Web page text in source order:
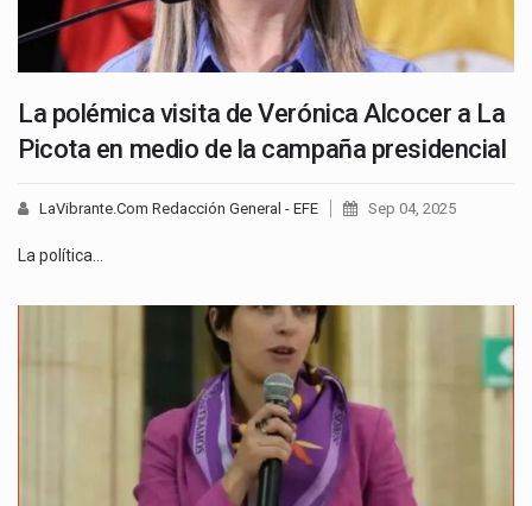
La polémica visita de Verónica Alcocer a La
Picota en medio de la campaña presidencial
LaVibrante.Com Redacción General - EFE Sep 04, 2025
La política…